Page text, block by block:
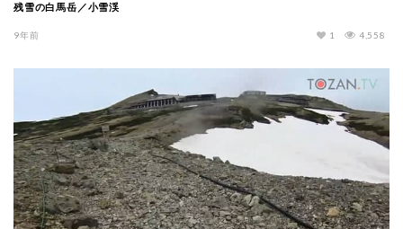
残雪の白馬岳／小雪渓
9年前 4,558
1